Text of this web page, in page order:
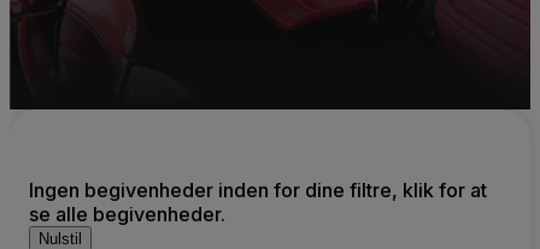
Ingen begivenheder inden for dine filtre, klik for at
se alle begivenheder.
Nulstil